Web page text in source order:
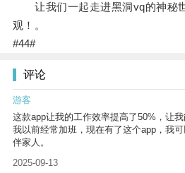
让我们一起走进黑洞vq的神秘
观！。
#44#
评论
游客
这款app让我的工作效率提高了50%，让
我以前经常加班，现在有了这个app，我
伴家人。
2025-09-13